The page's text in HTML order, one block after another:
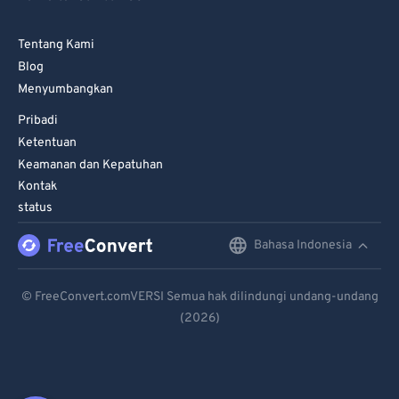
Tentang Kami
Blog
Menyumbangkan
Pribadi
Ketentuan
Keamanan dan Kepatuhan
Kontak
status
Bahasa Indonesia
Español
© FreeConvert.comVERSI Semua hak dilindungi undang-undang
(2026)